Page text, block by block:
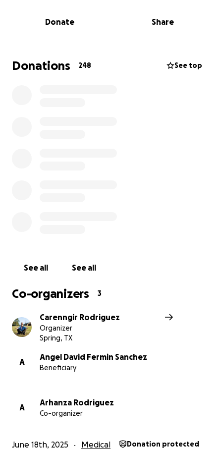
Es URGENTE para mí pedir tu ayuda económica . Lo
Durante los últimos dos años, desde mi cuenta de
Donate Share
Donations 248 See top
See all See all
Co-organizers 3
Carenngir Rodriguez
Organizer
Spring, TX
A
Angel David Fermin Sanchez
Beneficiary
A
Arhanza Rodriguez
Co-organizer
June 18th, 2025 Medical Donation protected